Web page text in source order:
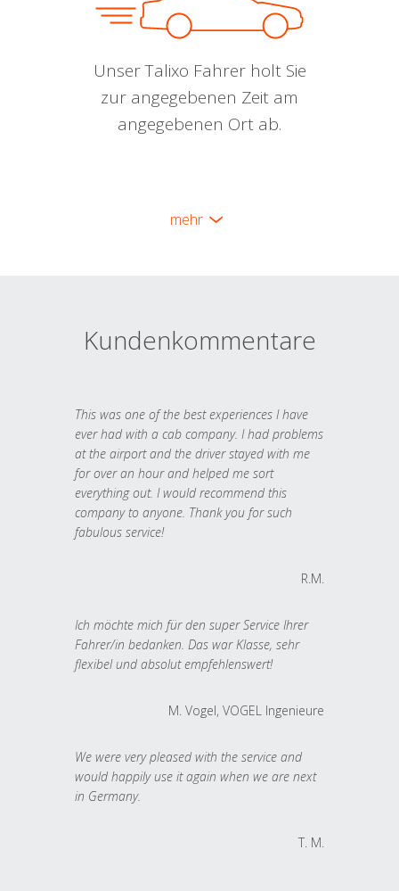
Unser Talixo Fahrer holt Sie
zur angegebenen Zeit am
angegebenen Ort ab.
mehr
Kundenkommentare
This was one of the best experiences I have
ever had with a cab company. I had problems
at the airport and the driver stayed with me
for over an hour and helped me sort
everything out. I would recommend this
company to anyone. Thank you for such
fabulous service!
R.M.
Ich möchte mich für den super Service Ihrer
Fahrer/in bedanken. Das war Klasse, sehr
flexibel und absolut empfehlenswert!
M. Vogel, VOGEL Ingenieure
We were very pleased with the service and
would happily use it again when we are next
in Germany.
T. M.